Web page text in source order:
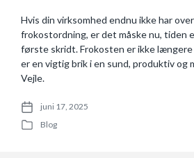
Hvis din virksomhed endnu ikke har
frokostordning, er det måske nu, tiden
første skridt. Frokosten er ikke
er en vigtig brik i en sund, produktiv og
Vejle.
P
o
juni 17, 2025
P
Blog